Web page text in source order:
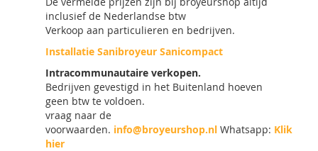
inclusief de Nederlandse btw
Verkoop aan particulieren en bedrijven.
Installatie Sanibroyeur Sanicompact
Intracommunautaire verkopen.
Bedrijven gevestigd in het Buitenland hoeven
geen btw te voldoen.
vraag naar de
voorwaarden. info@broyeurshop.nl Whatsapp: Klik
hier